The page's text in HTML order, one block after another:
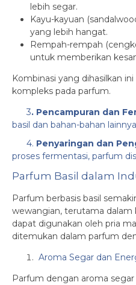
lebih segar.
Kayu-kayuan
yang lebih hangat.
Rempah-rempah
untuk memberikan
Kombinasi yang dihasilkan
kompleks pada parfum.
3. Pencampuran dan
basil dan bahan-bahan
4. Penyaringan dan
proses fermentasi, parfum
Parfum Basil dalam
Parfum berbasis basil
wewangian, terutama
dapat digunakan oleh pria
ditemukan dalam parfum
Aroma Segar dan
Parfum dengan aroma